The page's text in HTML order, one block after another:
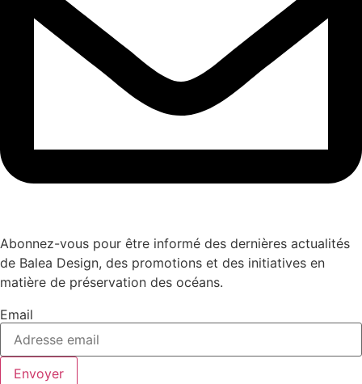
Abonnez-vous pour être informé des dernières actualités
de Balea Design, des promotions et des initiatives en
matière de préservation des océans.
Email
Envoyer